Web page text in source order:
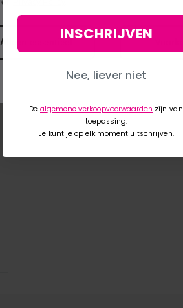
en
Alleen essentiëelINSCHRIJVEN
Nee, liever niet
De algemene verkoopvoorwaarden zijn van
toepassing.
Je kunt je op elk moment uitschrijven.